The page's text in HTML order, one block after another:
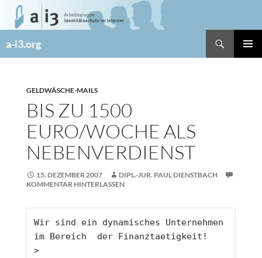
Zum
Inhalt
a-i3.org
GELDWÄSCHE-MAILS
BIS ZU 1500
EURO/WOCHE ALS
NEBENVERDIENST
15. DEZEMBER 2007
DIPL.-JUR. PAUL DIENSTBACH
KOMMENTAR HINTERLASSEN
Wir sind ein dynamisches Unternehmen
im Bereich  der Finanztaetigkeit!
>